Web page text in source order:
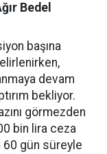
Bedel
başına
devam
bekliyor.
görmezden
bin lira ceza
60 gün süreyle